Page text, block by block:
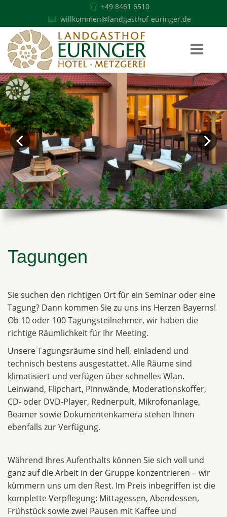
+49 8461 6510
willkommen@landgasthof-euringer.de
Tagungen
Sie suchen den richtigen Ort für ein Seminar oder eine
Tagung? Dann kommen Sie zu uns ins Herzen Bayerns!
Ob 10 oder 100 Tagungsteilnehmer, wir haben die
richtige Räumlichkeit für Ihr Meeting.
Unsere Tagungsräume sind hell, einladend und
technisch bestens ausgestattet. Alle Räume sind
klimatisiert und verfügen über schnelles Wlan.
Leinwand, Flipchart, Pinnwände, Moderationskoffer,
CD- oder DVD-Player, Rednerpult, Mikrofonanlage,
Beamer sowie Dokumentenkamera stehen Ihnen
ebenfalls zur Verfügung.
Während Ihres Aufenthalts können Sie sich voll und
ganz auf die Arbeit in der Gruppe konzentrieren − wir
kümmern uns um den Rest. Im Preis inbegriffen ist die
komplette Verpflegung: Mittagessen, Abendessen,
Frühstück sowie zwei Pausen mit Kaffee und